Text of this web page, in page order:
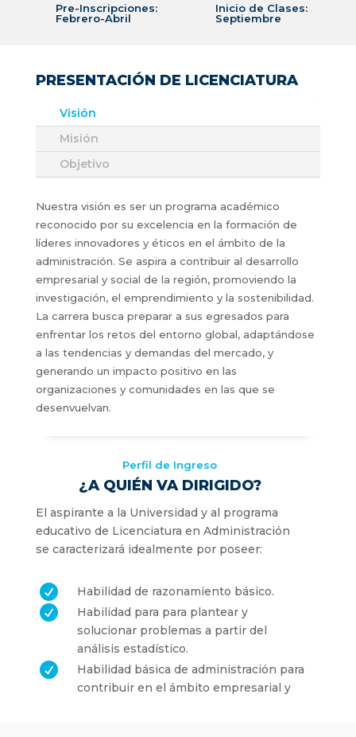
Pre-Inscripciones:
Febrero-Abril
Inicio de Clases:
Septiembre
PRESENTACIÓN DE LICENCIATURA
Visión
Misión
Objetivo
Nuestra visión es ser un programa académico
reconocido por su excelencia en la formación de
líderes innovadores y éticos en el ámbito de la
administración. Se aspira a contribuir al desarrollo
empresarial y social de la región, promoviendo la
investigación, el emprendimiento y la sostenibilidad.
La carrera busca preparar a sus egresados para
enfrentar los retos del entorno global, adaptándose
a las tendencias y demandas del mercado, y
generando un impacto positivo en las
organizaciones y comunidades en las que se
desenvuelvan.
Perfil de Ingreso
¿A QUIÉN VA DIRIGIDO?
El aspirante a la Universidad y al programa
educativo de Licenciatura en Administración
se caracterizará idealmente por poseer:
 Habilidad de razonamiento básico.

Habilidad para para plantear y
solucionar problemas a partir del
análisis estadístico.

Habilidad básica de administración para
contribuir en el ámbito empresarial y